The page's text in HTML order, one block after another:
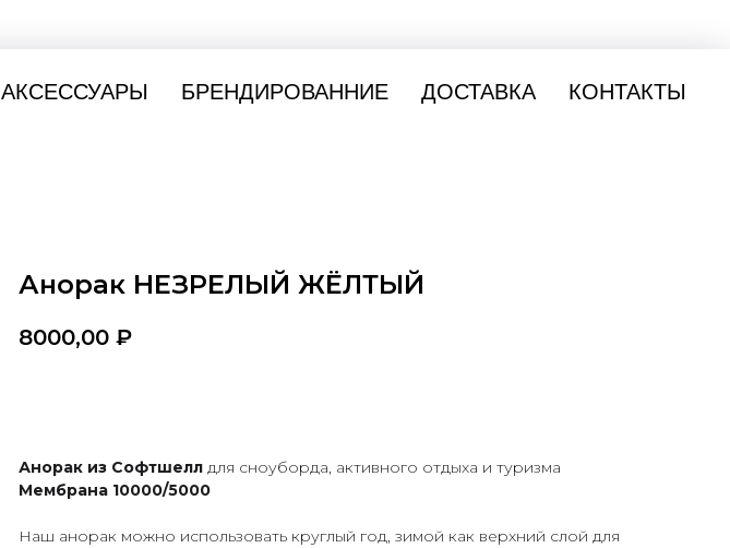
АКСЕССУАРЫ БРЕНДИРОВАННИЕ ДОСТАВКА КОНТАКТЫ
Анорак НЕЗРЕЛЫЙ ЖЁЛТЫЙ
8000,00 ₽
Анорак из Софтшелл для сноуборда, активного отдыха и туризма
Мембрана 10000/5000
Наш анорак можно использовать круглый год, зимой как верхний слой для